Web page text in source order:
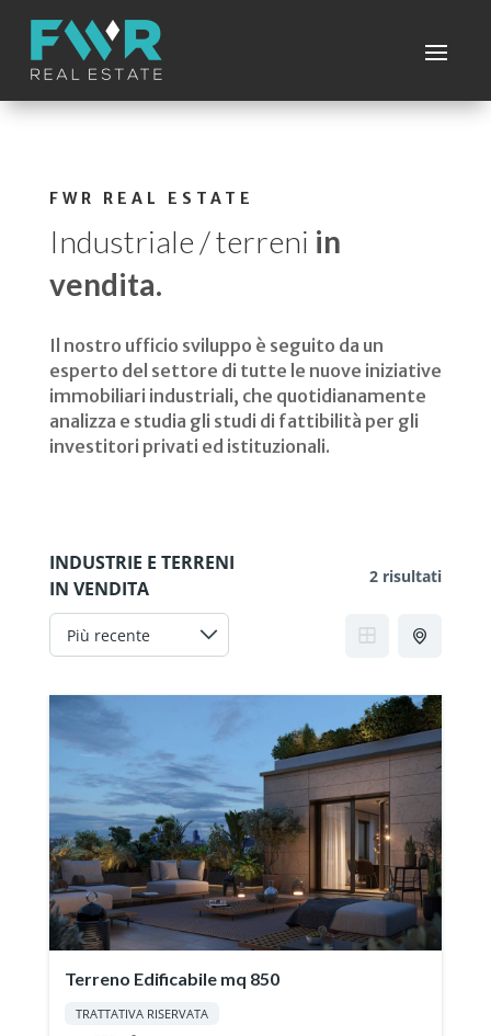
FWR REAL ESTATE
Industriale / terreni in
vendita.
Il nostro ufficio sviluppo è seguito da un
esperto del settore di tutte le nuove iniziative
immobiliari industriali, che quotidianamente
analizza e studia gli studi di fattibilità per gli
investitori privati ed istituzionali.
INDUSTRIE E TERRENI
IN VENDITA
2 risultati
Terreno Edificabile mq 850
TRATTATIVA RISERVATA